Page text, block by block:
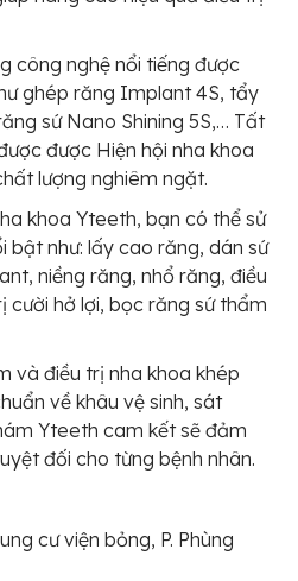
công nghệ nổi tiếng được
ghép răng Implant 4S, tẩy
sứ Nano Shining 5S,… Tất
được Hiện hội nha khoa
lượng nghiêm ngặt.
khoa Yteeth, bạn có thể sử
bật như: lấy cao răng, dán sứ
niềng răng, nhổ răng, điều
cười hở lợi, bọc răng sứ thẩm
và điều trị nha khoa khép
về khâu vệ sinh, sát
Yteeth cam kết sẽ đảm
đối cho từng bệnh nhân.
cư viện bỏng, P. Phùng